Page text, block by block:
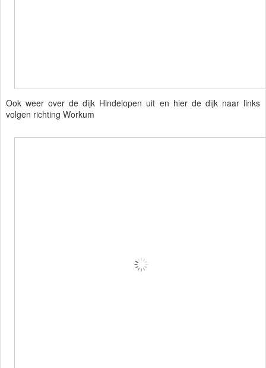
Ook weer over de dijk Hindelopen uit en hier de dijk naar links
volgen richting Workum